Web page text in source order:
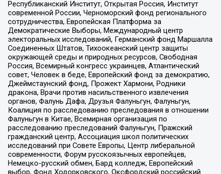
Республиканский Институт, Открытая Россия, Институт
современной России, Черноморский фонд регионального
сотрудничества, Европейская Платформа за
Демократические Выборы, Международный центр
электоральных исследований, Германский фонд Маршалла
Соединенных Штатов, Тихоокеанский центр защиты
окружающей среды и природных ресурсов, Свободная
Россия, Всемирный конгресс украинцев, Атлантический
совет, Человек в беде, Европейский фонд за демократию,
Джеймстаунский фонд, Прожект Хармони, Родники
дракона, Врачи против насильственного извлечения
органов, Фалунь Дафа, Друзья Фалуньгун, Фалуньгун,
Коалиция по расследованию преследования в отношении
Фалуньгун в Китае, Всемирная организация по
расследованию преследований Фалуньгун, Пражский
гражданский центр, Ассоциация школ политических
исследований при Совете Европы, Центр либеральной
современности, Форум русскоязычных европейцев,
Немецко-русский обмен, Бард колледж, Европейский
выбор, Фонд Ходорковского, Оксфордский российский